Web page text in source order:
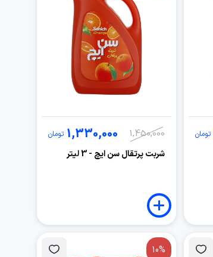
تومان 1,450,000
1,330,000 تومان
شربت پرتقال سن ایچ - 3 لیتر
10%